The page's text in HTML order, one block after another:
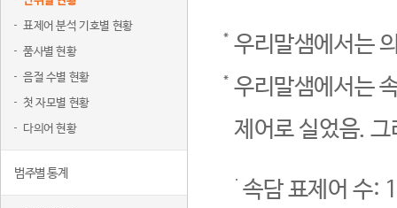
표제어 분석 기호별 현황
품사별 현황
음절 수별 현황
첫 자모별 현황
다의어 현황
범주별 통계
우리말샘에서는
우리말샘에서는
제어로 실었음.
속담 표제어 수: